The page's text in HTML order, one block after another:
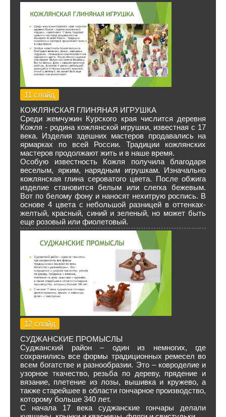
11 слайд
КОЖЛЯНСКАЯ ГЛИНЯНАЯ ИГРУШКА
Среди жемчужин Курского края числится деревня
Кожля - родина кожлянской игрушки, известная с 17
века. Изделия здешних мастеров продавались на
ярмарках по всей России. Традиции кожлянских
мастеров продолжают жить и в наше время.
Особую известность Кожля получила благодаря
веселым, ярким, нарядным игрушкам. Изначально
кожлянская глина сероватого цвета. После обжига
изделие становится белым или слегка бежевым.
Вот по белому фону и наносят нехитрую роспись. В
основе 4 цвета с небольшой разницей в оттенках-
желтый, красный, синий и зеленый, но может быть
еще розовый или фиолетовый.
12 слайд
СУДЖАНСКИЕ ПРОМЫСЛЫ
Суджанский район – один из немногих, где
сохранились все формы традиционных ремесел во
всем богатстве и разнообразии. Это – ковроделие и
узорное ткачество, резьба по дереву, прядение и
вязание, плетение из лозы, вышивка и кружево, а
также старейшее в области гончарное производство,
которому больше 340 лет.
С начала 17 века суджанские гончары делали